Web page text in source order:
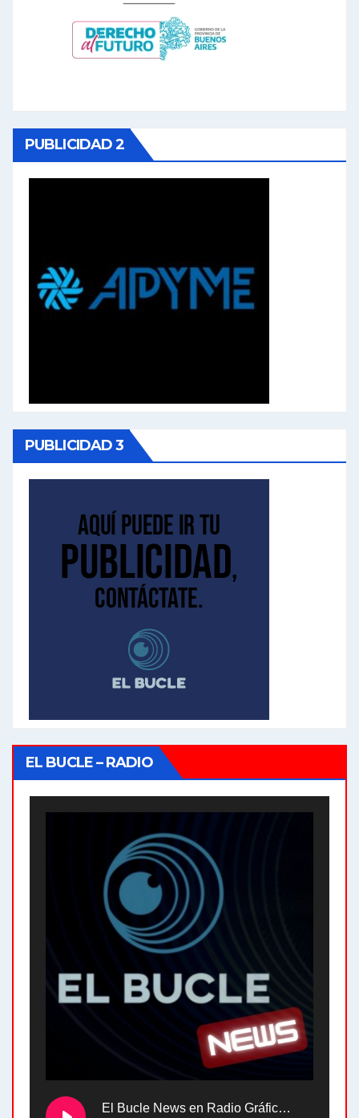
PUBLICIDAD 2
PUBLICIDAD 3
EL BUCLE – RADIO
El Bucle News en Radio Gráfica. Bloque 2 . 28.04.24